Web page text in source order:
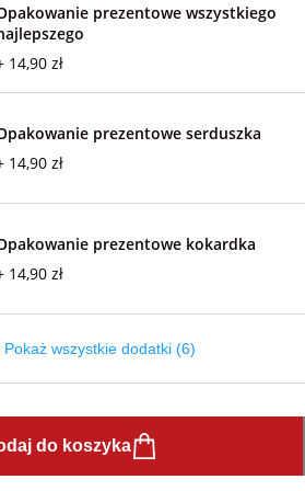
prezentowe wszystkiego
14,90 zł
prezentowe serduszka
14,90 zł
prezentowe kokardka
14,90 zł
Pokaż wszystkie dodatki (6)
do koszyka